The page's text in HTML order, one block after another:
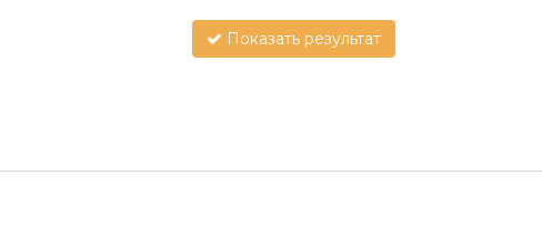
Показать результат